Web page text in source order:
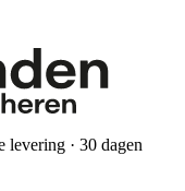
levering · 30 dagen